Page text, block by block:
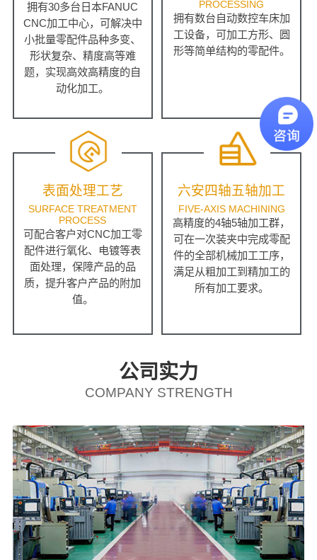
拥有30多台日本FANUC
CNC加工中心，可解决中
小批量零配件品种多变、
形状复杂、精度高等难
题，实现高效高精度的自
动化加工。
PROCESSING
拥有数台自动数控车床加
工设备，可加工方形、圆
形等简单结构的零配件。
表面处理工艺
SURFACE TREATMENT
PROCESS
可配合客户对CNC加工零
配件进行氧化、电镀等表
面处理，保障产品的品
质，提升客户产品的附加
值。
六安四轴五轴加工
FIVE-AXIS MACHINING
高精度的4轴5轴加工群，
可在一次装夹中完成零配
件的全部机械加工工序，
满足从粗加工到精加工的
所有加工要求。
公司实力
COMPANY STRENGTH